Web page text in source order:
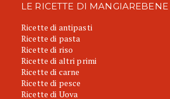
LE RICETTE DI MANGIAREBENE
Ricette di antipasti
Ricette di pasta
Ricette di riso
Ricette di altri primi
Ricette di carne
Ricette di pesce
Ricette di Uova